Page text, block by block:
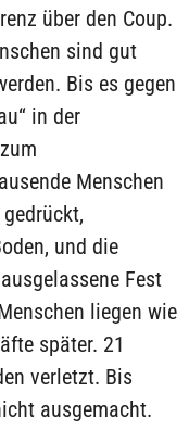
über den Coup.
sind gut
Bis es gegen
in der
Menschen
und die
Fest
liegen wie
später. 21
verletzt. Bis
ausgemacht.